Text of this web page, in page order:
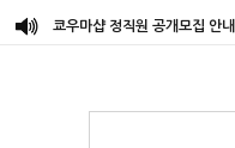
쿄우마샵 정직원 공개모집 안내